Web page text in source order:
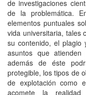
de investigaciones
de la problemática.
elementos puntuales
vida universitaria, tales
su contenido, el plagio
asuntos que
además de éste
protegible, los tipos de
de explotación como
acomete la